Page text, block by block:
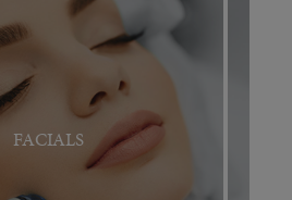
FACIALS